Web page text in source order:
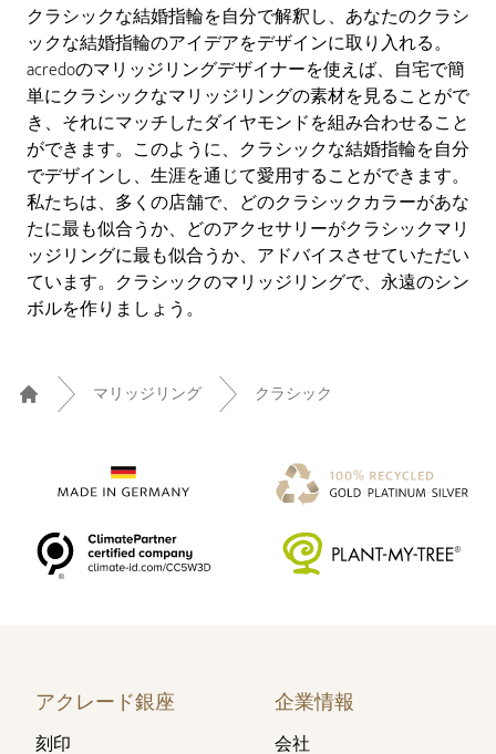
クラシックな結婚指輪を自分で解釈し、あなたのクラシ
ックな結婚指輪のアイデアをデザインに取り入れる。
acredoのマリッジリングデザイナーを使えば、自宅で簡
単にクラシックなマリッジリングの素材を見ることがで
き、それにマッチしたダイヤモンドを組み合わせること
ができます。このように、クラシックな結婚指輪を自分
でデザインし、生涯を通じて愛用することができます。
私たちは、多くの店舗で、どのクラシックカラーがあな
たに最も似合うか、どのアクセサリーがクラシックマリ
ッジリングに最も似合うか、アドバイスさせていただい
ています。クラシックのマリッジリングで、永遠のシン
ボルを作りましょう。
Home
マリッジリング クラシック
アクレード銀座
刻印
企業情報
会社